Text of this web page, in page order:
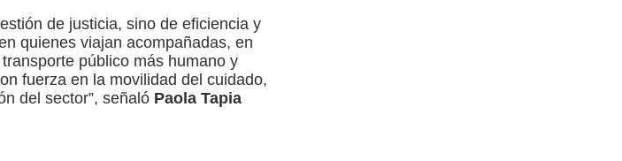
de justicia, sino de eficiencia y
quienes viajan acompañadas, en
público más humano y
fuerza en la movilidad del cuidado,
del sector”, señaló Paola Tapia